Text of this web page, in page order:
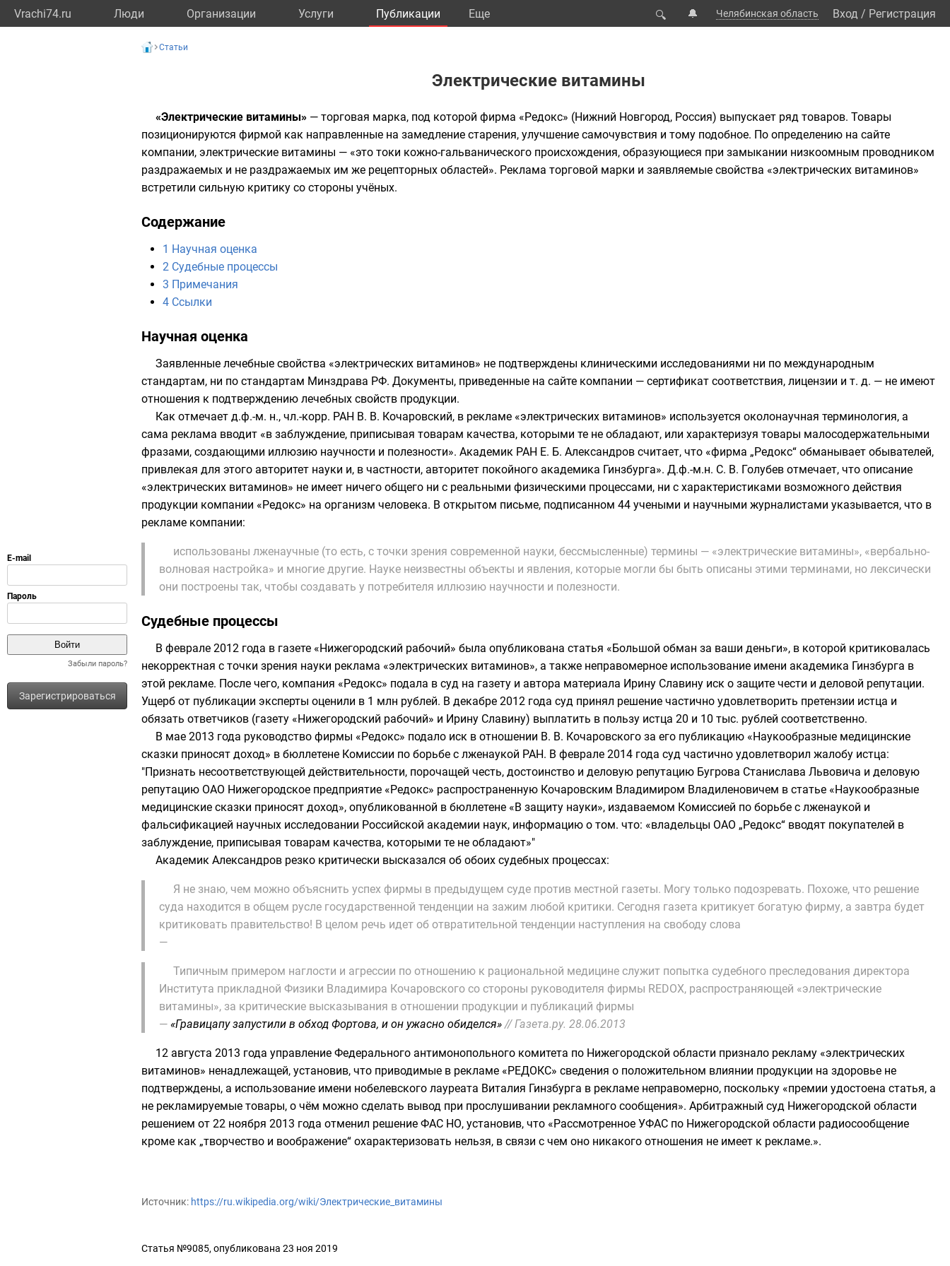
Vrachi74.ru Люди Организации Услуги Публикации Eще 🔍 🔔 Челябинская область Вход / Регистрация
Забыли пароль?
Зарегистрироваться
Статьи
Электрические витамины
«Электрические витамины» — торговая марка, под которой фирма «Редокс» (Нижний Новгород, Россия) выпускает ряд товаров. Товары
позиционируются фирмой как направленные на замедление старения, улучшение самочувствия и тому подобное. По определению на сайте
компании, электрические витамины — «это токи кожно-гальванического происхождения, образующиеся при замыкании низкоомным проводником
раздражаемых и не раздражаемых им же рецепторных областей». Реклама торговой марки и заявляемые свойства «электрических витаминов»
встретили сильную критику со стороны учёных.
Содержание
1 Научная оценка
2 Судебные процессы
3 Примечания
4 Ссылки
Научная оценка
Заявленные лечебные свойства «электрических витаминов» не подтверждены клиническими исследованиями ни по международным
стандартам, ни по стандартам Минздрава РФ. Документы, приведенные на сайте компании — сертификат соответствия, лицензии и т. д. — не имеют
отношения к подтверждению лечебных свойств продукции.
Как отмечает д.ф.-м. н., чл.-корр. РАН В. В. Кочаровский, в рекламе «электрических витаминов» используется околонаучная терминология, а
сама реклама вводит «в заблуждение, приписывая товарам качества, которыми те не обладают, или характеризуя товары малосодержательными
фразами, создающими иллюзию научности и полезности». Академик РАН Е. Б. Александров считает, что «фирма „Редокс“ обманывает обывателей,
привлекая для этого авторитет науки и, в частности, авторитет покойного академика Гинзбурга». Д.ф.-м.н. С. В. Голубев отмечает, что описание
«электрических витаминов» не имеет ничего общего ни с реальными физическими процессами, ни с характеристиками возможного действия
продукции компании «Редокс» на организм человека. В открытом письме, подписанном 44 учеными и научными журналистами указывается, что в
рекламе компании:
использованы лженаучные (то есть, с точки зрения современной науки, бессмысленные) термины — «электрические витамины», «вербально-
волновая настройка» и многие другие. Науке неизвестны объекты и явления, которые могли бы быть описаны этими терминами, но лексически
они построены так, чтобы создавать у потребителя иллюзию научности и полезности.
Судебные процессы
В феврале 2012 года в газете «Нижегородский рабочий» была опубликована статья «Большой обман за ваши деньги», в которой критиковалась
некорректная с точки зрения науки реклама «электрических витаминов», а также неправомерное использование имени академика Гинзбурга в
этой рекламе. После чего, компания «Редокс» подала в суд на газету и автора материала Ирину Славину иск о защите чести и деловой репутации.
Ущерб от публикации эксперты оценили в 1 млн рублей. В декабре 2012 года суд принял решение частично удовлетворить претензии истца и
обязать ответчиков (газету «Нижегородский рабочий» и Ирину Славину) выплатить в пользу истца 20 и 10 тыс. рублей соответственно.
В мае 2013 года руководство фирмы «Редокс» подало иск в отношении В. В. Кочаровского за его публикацию «Наукообразные медицинские
сказки приносят доход» в бюллетене Комиссии по борьбе с лженаукой РАН. В феврале 2014 года суд частично удовлетворил жалобу истца:
"Признать несоответствующей действительности, порочащей честь, достоинство и деловую репутацию Бугрова Станислава Львовича и деловую
репутацию ОАО Нижегородское предприятие «Редокс» распространенную Кочаровским Владимиром Владиленовичем в статье «Наукообразные
медицинские сказки приносят доход», опубликованной в бюллетене «В защиту науки», издаваемом Комиссией по борьбе с лженаукой и
фальсификацией научных исследовании Российской академии наук, информацию о том. что: «владельцы ОАО „Редокс“ вводят покупателей в
заблуждение, приписывая товарам качества, которыми те не обладают»"
Академик Александров резко критически высказался об обоих судебных процессах:
Я не знаю, чем можно объяснить успех фирмы в предыдущем суде против местной газеты. Могу только подозревать. Похоже, что решение
суда находится в общем русле государственной тенденции на зажим любой критики. Сегодня газета критикует богатую фирму, а завтра будет
критиковать правительство! В целом речь идет об отвратительной тенденции наступления на свободу слова
—
Типичным примером наглости и агрессии по отношению к рациональной медицине служит попытка судебного преследования директора
Института прикладной Физики Владимира Кочаровского со стороны руководителя фирмы REDOX, распространяющей «электрические
витамины», за критические высказывания в отношении продукции и публикаций фирмы
— «Гравицапу запустили в обход Фортова, и он ужасно обиделся» // Газета.ру. 28.06.2013
12 августа 2013 года управление Федерального антимонопольного комитета по Нижегородской области признало рекламу «электрических
витаминов» ненадлежащей, установив, что приводимые в рекламе «РЕДОКС» сведения о положительном влиянии продукции на здоровье не
подтверждены, а использование имени нобелевского лауреата Виталия Гинзбурга в рекламе неправомерно, поскольку «премии удостоена статья, а
не рекламируемые товары, о чём можно сделать вывод при прослушивании рекламного сообщения». Арбитражный суд Нижегородской области
решением от 22 ноября 2013 года отменил решение ФАС НО, установив, что «Рассмотренное УФАС по Нижегородской области радиосообщение
кроме как „творчество и воображение“ охарактеризовать нельзя, в связи с чем оно никакого отношения не имеет к рекламе.».
Источник: https://ru.wikipedia.org/wiki/Электрические_витамины
Статья №9085, опубликована 23 ноя 2019